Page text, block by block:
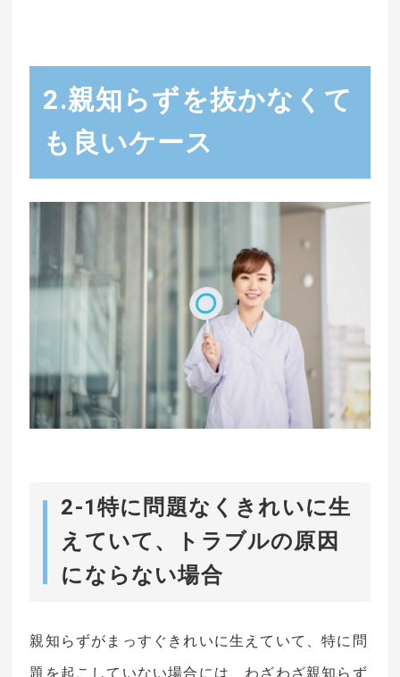
2.親知らずを抜かなくて
も良いケース
2-1特に問題なくきれいに生
えていて、トラブルの原因
にならない場合
親知らずがまっすぐきれいに生えていて、特に問